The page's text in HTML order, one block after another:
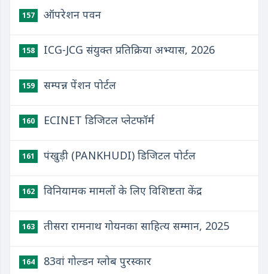
157 ऑपरेशन पवन
158 ICG-JCG संयुक्‍त प्रतिक्रिया अभ्‍यास, 2026
159 सम्पन्न पेंशन पोर्टल
160 ECINET डिजिटल प्लेटफॉर्म
161 पंखुड़ी (PANKHUDI) डिजिटल पोर्टल
162 विनियामक मामलों के लिए विशिष्टता केंद्र
163 तीसरा रामनाथ गोयनका साहित्य सम्मान, 2025
164 83वां गोल्डन ग्लोब पुरस्कार